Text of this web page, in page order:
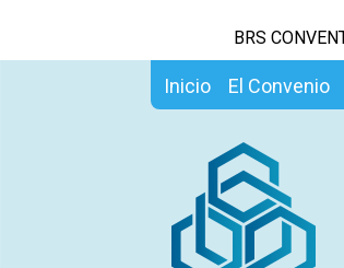
BRS
Inicio El Convenio